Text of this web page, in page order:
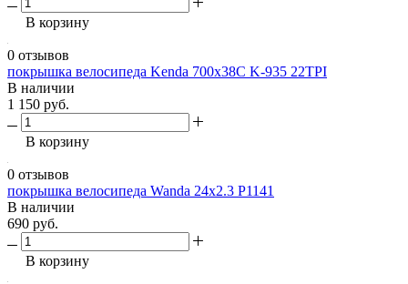
В корзину
0 отзывов
покрышка велосипеда Kenda 700х38C K-935 22TPI
В наличии
1 150 руб.
В корзину
0 отзывов
покрышка велосипеда Wanda 24х2.3 P1141
В наличии
690 руб.
В корзину